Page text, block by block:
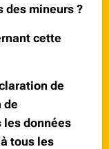
des mineurs ?
cette
de
de
données
tous les